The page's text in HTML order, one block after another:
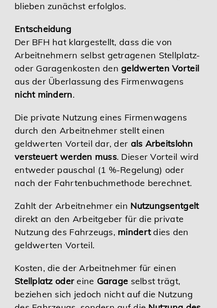
blieben zunächst erfolglos.
Entscheidung
Der BFH hat klargestellt, dass die von
Arbeitnehmern selbst getragenen Stellplatz-
oder Garagenkosten den geldwerten Vorteil
aus der Überlassung des Firmenwagens
nicht mindern.
Die private Nutzung eines Firmenwagens
durch den Arbeitnehmer stellt einen
geldwerten Vorteil dar, der als Arbeitslohn
versteuert werden muss. Dieser Vorteil wird
entweder pauschal (1 %-Regelung) oder
nach der Fahrtenbuchmethode berechnet.
Zahlt der Arbeitnehmer ein Nutzungsentgelt
direkt an den Arbeitgeber für die private
Nutzung des Fahrzeugs, mindertdies den
geldwerten Vorteil.
Kosten, die der Arbeitnehmer für einen
Stellplatz odereine Garage selbst trägt,
beziehen sich jedoch nicht auf die Nutzung